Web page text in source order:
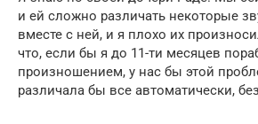
и ей сложно различать некоторые
вместе с ней, и я плохо их
что, если бы я до 11-ти месяцев
произношением, у нас бы этой
различала бы все автоматически,